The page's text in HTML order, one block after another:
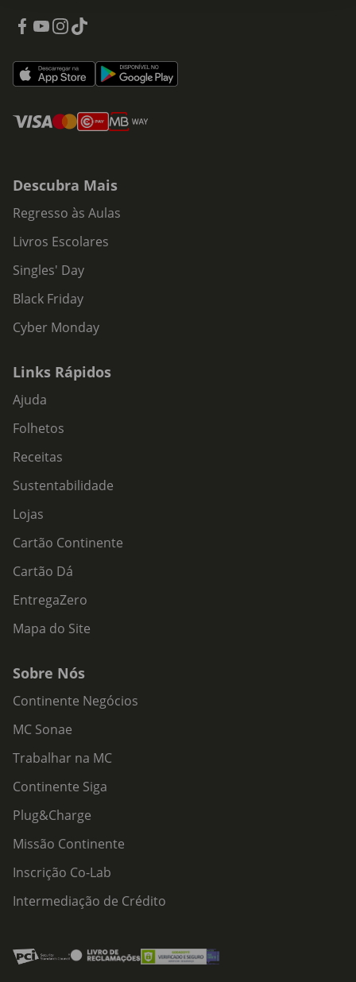
Descubra Mais
Regresso às Aulas
Livros Escolares
Singles' Day
Black Friday
Cyber Monday
Links Rápidos
Ajuda
Folhetos
Receitas
Sustentabilidade
Lojas
Cartão Continente
Cartão Dá
EntregaZero
Mapa do Site
Sobre Nós
Continente Negócios
MC Sonae
Trabalhar na MC
Continente Siga
Plug&Charge
Missão Continente
Inscrição Co-Lab
Intermediação de Crédito